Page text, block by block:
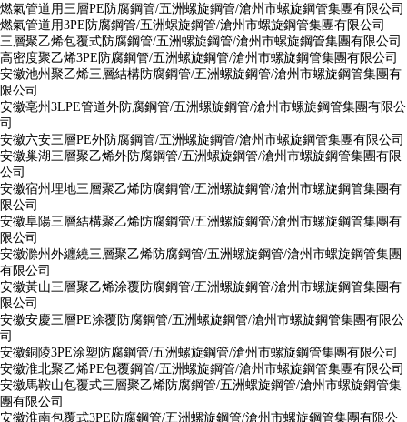
燃氣管道用三層PE防腐鋼管/五洲螺旋鋼管/滄州市螺旋鋼管集團有限公司
燃氣管道用3PE防腐鋼管/五洲螺旋鋼管/滄州市螺旋鋼管集團有限公司
三層聚乙烯包覆式防腐鋼管/五洲螺旋鋼管/滄州市螺旋鋼管集團有限公司
高密度聚乙烯3PE防腐鋼管/五洲螺旋鋼管/滄州市螺旋鋼管集團有限公司
安徽池州聚乙烯三層結構防腐鋼管/五洲螺旋鋼管/滄州市螺旋鋼管集團有
限公司
安徽亳州3LPE管道外防腐鋼管/五洲螺旋鋼管/滄州市螺旋鋼管集團有限公
司
安徽六安三層PE外防腐鋼管/五洲螺旋鋼管/滄州市螺旋鋼管集團有限公司
安徽巢湖三層聚乙烯外防腐鋼管/五洲螺旋鋼管/滄州市螺旋鋼管集團有限
公司
安徽宿州埋地三層聚乙烯防腐鋼管/五洲螺旋鋼管/滄州市螺旋鋼管集團有
限公司
安徽阜陽三層結構聚乙烯防腐鋼管/五洲螺旋鋼管/滄州市螺旋鋼管集團有
限公司
安徽滁州外纏繞三層聚乙烯防腐鋼管/五洲螺旋鋼管/滄州市螺旋鋼管集團
有限公司
安徽黃山三層聚乙烯涂覆防腐鋼管/五洲螺旋鋼管/滄州市螺旋鋼管集團有
限公司
安徽安慶三層PE涂覆防腐鋼管/五洲螺旋鋼管/滄州市螺旋鋼管集團有限公
司
安徽銅陵3PE涂塑防腐鋼管/五洲螺旋鋼管/滄州市螺旋鋼管集團有限公司
安徽淮北聚乙烯PE包覆鋼管/五洲螺旋鋼管/滄州市螺旋鋼管集團有限公司
安徽馬鞍山包覆式三層聚乙烯防腐鋼管/五洲螺旋鋼管/滄州市螺旋鋼管集
團有限公司
安徽淮南包覆式3PE防腐鋼管/五洲螺旋鋼管/滄州市螺旋鋼管集團有限公